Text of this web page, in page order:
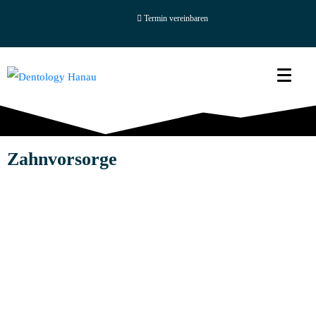
Termin vereinbaren
Zahnvorsorge